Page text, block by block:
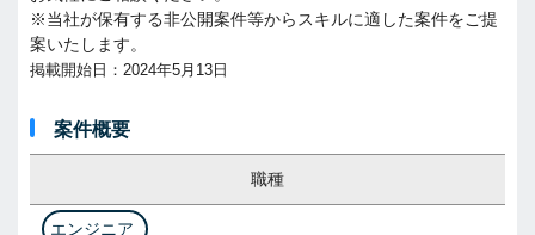
※当社が保有する非公開案件等からスキルに適した案件をご提
案いたします。
掲載開始日：2024年5月13日
案件概要
職種
エンジニア